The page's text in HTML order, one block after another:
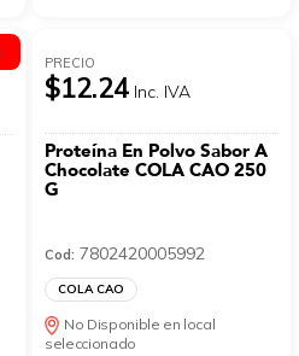
PRECIO
$12.24 Inc. IVA
Proteína En Polvo Sabor A
Chocolate COLA CAO 250
G
Cod: 7802420005992
COLA CAO
No Disponible en local
seleccionado